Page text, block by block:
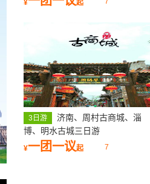
¥ 起
3日游
济南、周村古商城、淄
博、明水古城三日游
¥一团一议起 7